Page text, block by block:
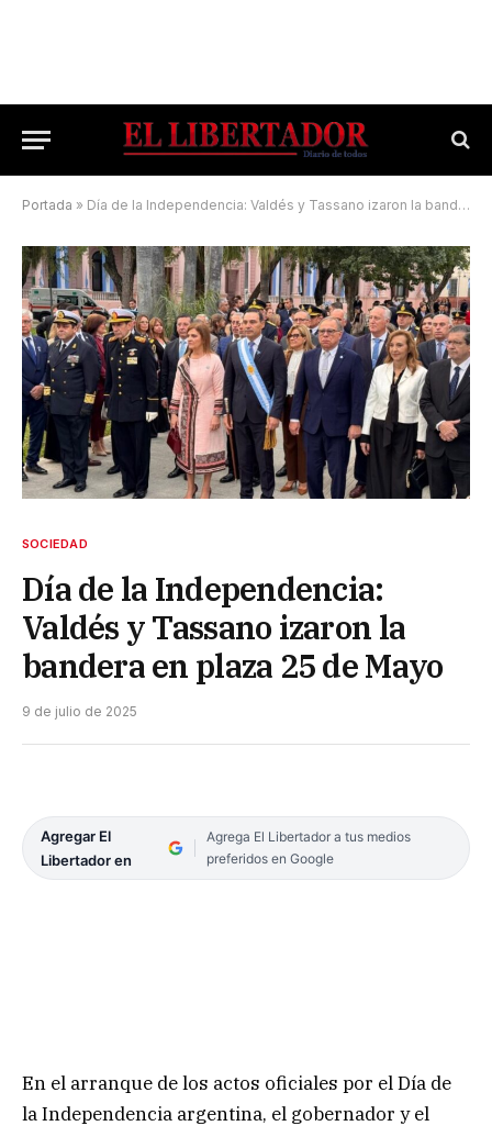
Portada » Día de la Independencia: Valdés y Tassano izaron la bandera en plaza 25 de Mayo
SOCIEDAD
Día de la Independencia:
Valdés y Tassano izaron la
bandera en plaza 25 de Mayo
9 de julio de 2025
Agregar El
Libertador en
Agrega El Libertador a tus medios
preferidos en Google
En el arranque de los actos oficiales por el Día de
la Independencia argentina, el gobernador y el